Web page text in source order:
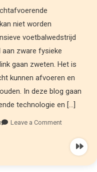
niet worden
voetbalwedstrijd
zware fysieke
gaan zweten. Het is
kunnen afvoeren en
In deze blog gaan
technologie en […]
Leave a Comment